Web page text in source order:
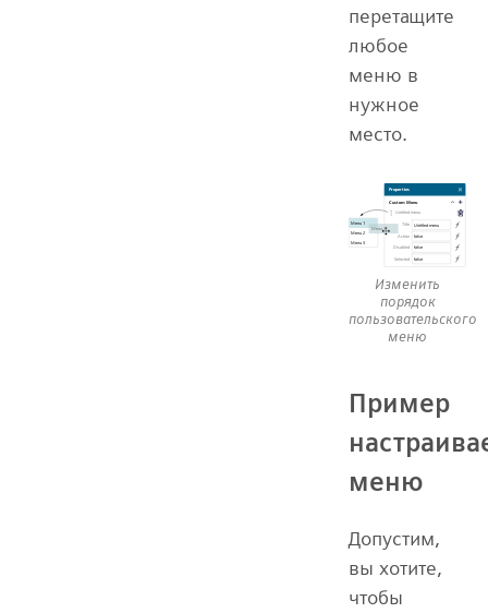
перетащите
любое
меню в
нужное
место.
Изменить
порядок
пользовательского
меню
Пример
меню
Допустим,
вы хотите,
чтобы